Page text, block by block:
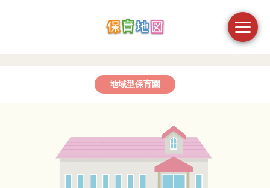
地域型保育園